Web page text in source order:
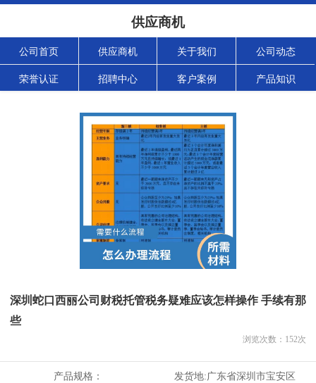
供应商机
公司首页 供应商机 关于我们 公司动态
荣誉认证 招聘中心 客户案例 产品知识
深圳蛇口西丽公司财税托管税务疑难应该怎样操作 手续有那
些
浏览次数： 152次
产品规格： 发货地:广东省深圳市宝安区